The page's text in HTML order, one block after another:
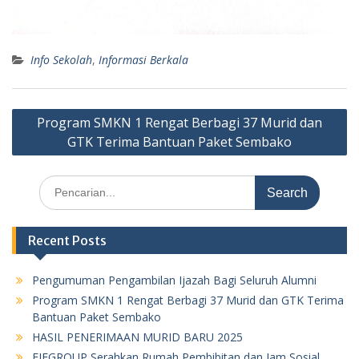
Info Sekolah, Informasi Berkala
Post
navigation
Program SMKN 1 Rengat Berbagi 37 Murid dan
GTK Terima Bantuan Paket Sembako
Search
for:
Recent Posts
Pengumuman Pengambilan Ijazah Bagi Seluruh Alumni
Program SMKN 1 Rengat Berbagi 37 Murid dan GTK Terima
Bantuan Paket Sembako
HASIL PENERIMAAN MURID BARU 2025